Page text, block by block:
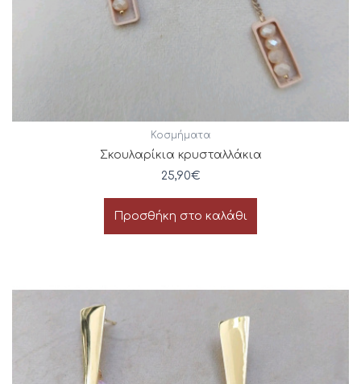
Κοσμήματα
Σκουλαρίκια κρυσταλλάκια
25,90€
Προσθήκη στο καλάθι